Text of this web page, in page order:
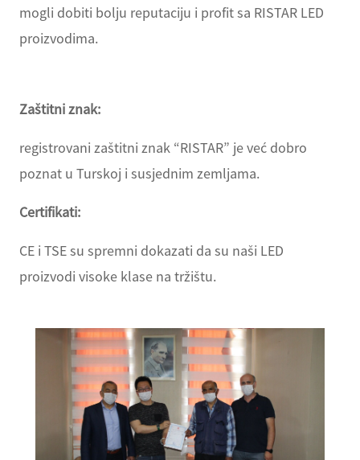
mogli dobiti bolju reputaciju i profit sa RISTAR LED
proizvodima.
Zaštitni znak:
registrovani zaštitni znak “RISTAR” je već dobro
poznat u Turskoj i susjednim zemljama.
Certifikati:
CE i TSE su spremni dokazati da su naši LED
proizvodi visoke klase na tržištu.